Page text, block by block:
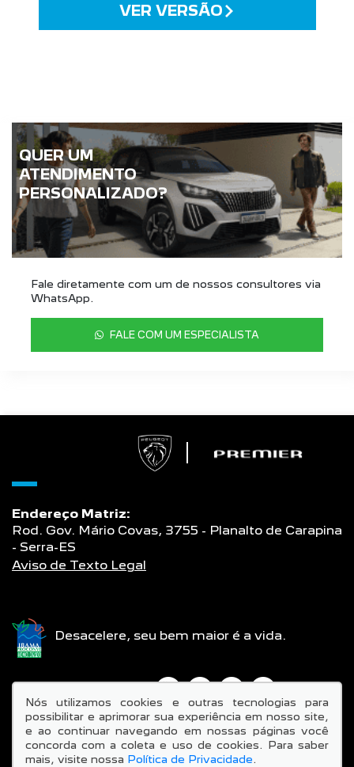
VER VERSÃO
QUER UM
ATENDIMENTO
PERSONALIZADO?
FALE COM UM ESPECIALISTA
Fale diretamente com um de nossos consultores via
WhatsApp.
Endereço Matriz:
Rod. Gov. Mário Covas, 3755 - Planalto de Carapina
- Serra-ES
Aviso de Texto Legal
Desacelere, seu bem maior é a vida.
Nós utilizamos cookies e outras tecnologias para
possibilitar e aprimorar sua experiência em nosso site,
e ao continuar navegando em nossas páginas você
concorda com a coleta e uso de cookies. Para saber
mais, visite nossa Política de Privacidade.